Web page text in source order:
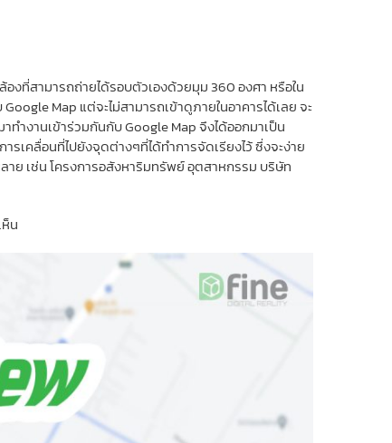
องที่สามารถถ่ายได้รอบตัวเองด้วยมุม 360 องศา หรือใน
Map แต่จะไม่สามารถเข้าดูภายในอาคารได้เลย จะ
ำงานเข้าร่วมกันกับ Google Map จึงได้ออกมาเป็น
รเคลื่อนที่ไปยังจุดต่างๆที่ได้ทำการจัดเรียงไว้ ซึ่งจะง่าย
ย เช่น โครงการอสังหาริมทรัพย์ อุตสาหกรรม บริษัท
น